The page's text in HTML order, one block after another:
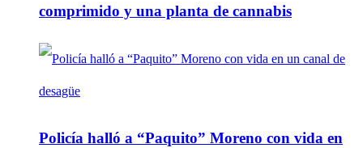
comprimido y una planta de cannabis
Policía halló a “Paquito” Moreno con vida en